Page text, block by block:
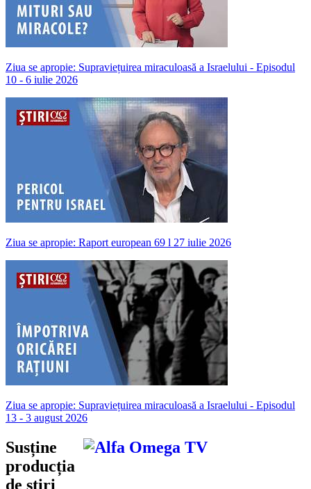
Ziua se apropie: Supraviețuirea miraculoasă a Israelului - Episodul
10 - 6 iulie 2026
Ziua se apropie: Raport european 69 l 27 iulie 2026
Ziua se apropie: Supraviețuirea miraculoasă a Israelului - Episodul
13 - 3 august 2026
Susține
producția
de știri